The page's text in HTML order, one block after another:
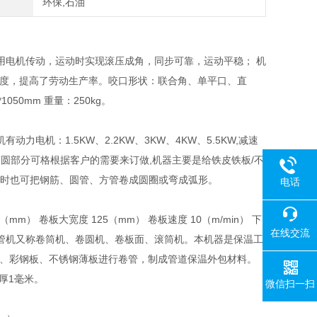
机传动，运动时实现滚压成角，同步可靠，运动平稳； 机
，提高了劳动生产率。咬口形状：联合角、单平口、直
重量：250kg。
动力电机：1.5KW、2.2KW、3KW、4KW、5.5KW,减速
部分可格根据客户的需要来订做,机器主要是给铁皮铁板/不
可把钢筋、圆管、方管卷成圆圈或弯成弧形。
mm） 卷板大宽度 125（mm） 卷板速度 10（m/min） 下
又称卷筒机、卷圆机、卷板面、滚筒机。本机器是保温工
钢板、不锈钢薄板进行卷管，制成管道保温外包材料。
1毫米。
电话
在线交流
微信扫一扫